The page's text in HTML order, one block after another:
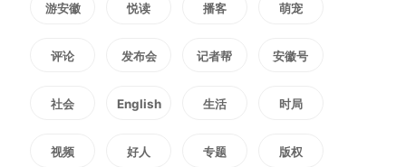
一烧了之。
游安徽 悦读 播客 萌宠
评论 发布会 记者帮 安徽号
社会 English 生活 时局
视频 好人 专题 版权